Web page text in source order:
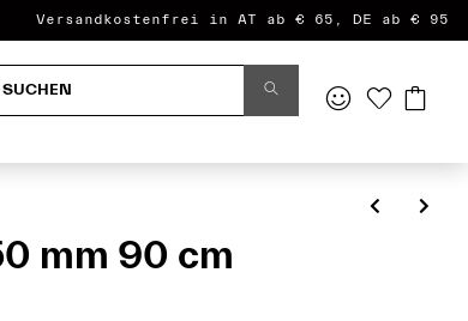
Versandkostenfrei in AT ab € 65, DE ab € 95
mm 90 cm